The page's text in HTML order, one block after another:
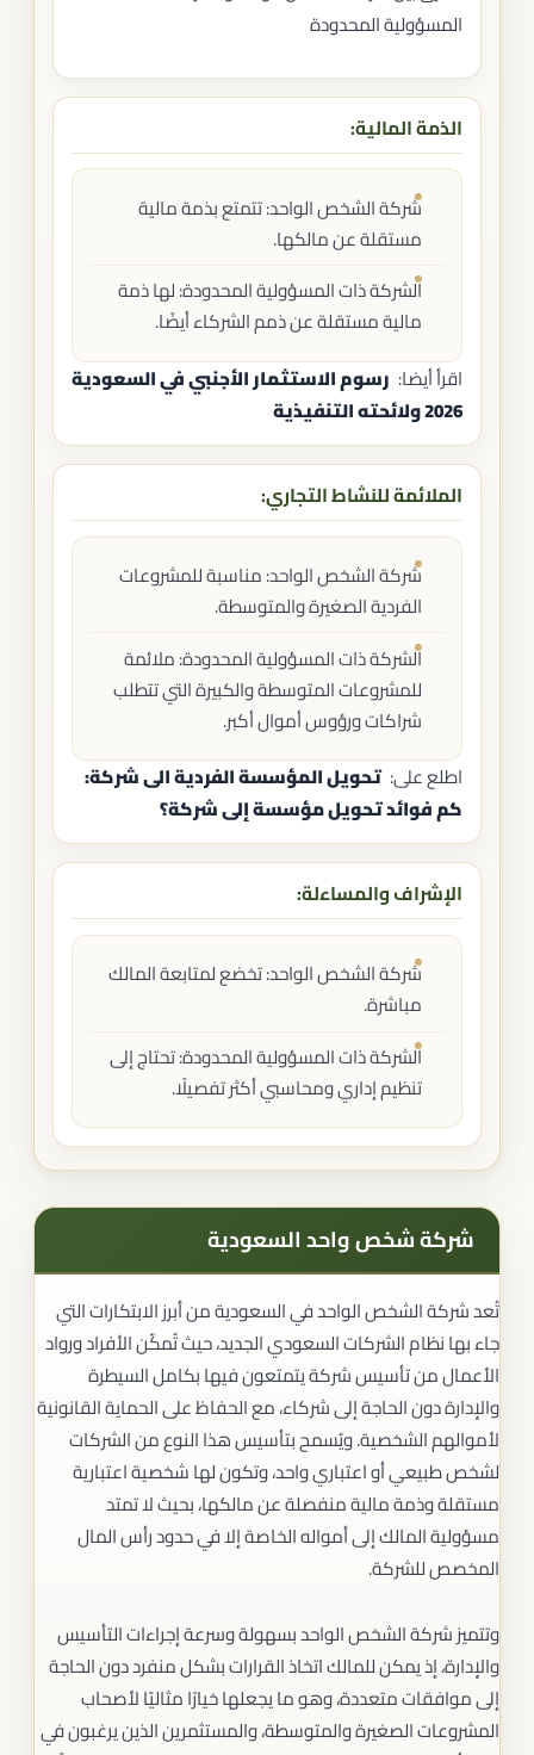
المسؤولية المحدودة
الذمة المالية:
شركة الشخص الواحد: تتمتع بذمة مالية
مستقلة عن مالكها.
الشركة ذات المسؤولية المحدودة: لها ذمة
مالية مستقلة عن ذمم الشركاء أيضًا.
اقرأ أيضا: رسوم الاستثمار الأجنبي في السعودية
2026 ولائحته التنفيذية
الملائمة للنشاط التجاري:
شركة الشخص الواحد: مناسبة للمشروعات
الفردية الصغيرة والمتوسطة.
الشركة ذات المسؤولية المحدودة: ملائمة
للمشروعات المتوسطة والكبيرة التي تتطلب
شراكات ورؤوس أموال أكبر.
اطلع على: تحويل المؤسسة الفردية الى شركة​:
كم فوائد تحويل مؤسسة إلى شركة؟
الإشراف والمساءلة:
شركة الشخص الواحد: تخضع لمتابعة المالك
مباشرة.
الشركة ذات المسؤولية المحدودة: تحتاج إلى
تنظيم إداري ومحاسبي أكثر تفصيلًا.
شركة شخص واحد السعودية
تُعد شركة الشخص الواحد في السعودية من أبرز الابتكارات التي
جاء بها نظام الشركات السعودي الجديد، حيث تُمكّن الأفراد ورواد
الأعمال من تأسيس شركة يتمتعون فيها بكامل السيطرة
والإدارة دون الحاجة إلى شركاء، مع الحفاظ على الحماية القانونية
لأموالهم الشخصية. ويُسمح بتأسيس هذا النوع من الشركات
لشخص طبيعي أو اعتباري واحد، وتكون لها شخصية اعتبارية
مستقلة وذمة مالية منفصلة عن مالكها، بحيث لا تمتد
مسؤولية المالك إلى أمواله الخاصة إلا في حدود رأس المال
المخصص للشركة.
وتتميز شركة الشخص الواحد بسهولة وسرعة إجراءات التأسيس
والإدارة، إذ يمكن للمالك اتخاذ القرارات بشكل منفرد دون الحاجة
إلى موافقات متعددة، وهو ما يجعلها خيارًا مثاليًا لأصحاب
المشروعات الصغيرة والمتوسطة، والمستثمرين الذين يرغبون في